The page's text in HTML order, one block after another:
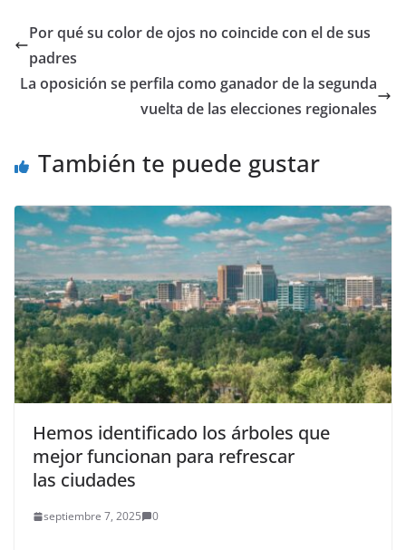
Por qué su color de ojos no coincide con el de sus
padres
La oposición se perfila como ganador de la segunda
vuelta de las elecciones regionales
También te puede gustar
Hemos identificado los árboles que
mejor funcionan para refrescar
las ciudades
septiembre 7, 2025 0